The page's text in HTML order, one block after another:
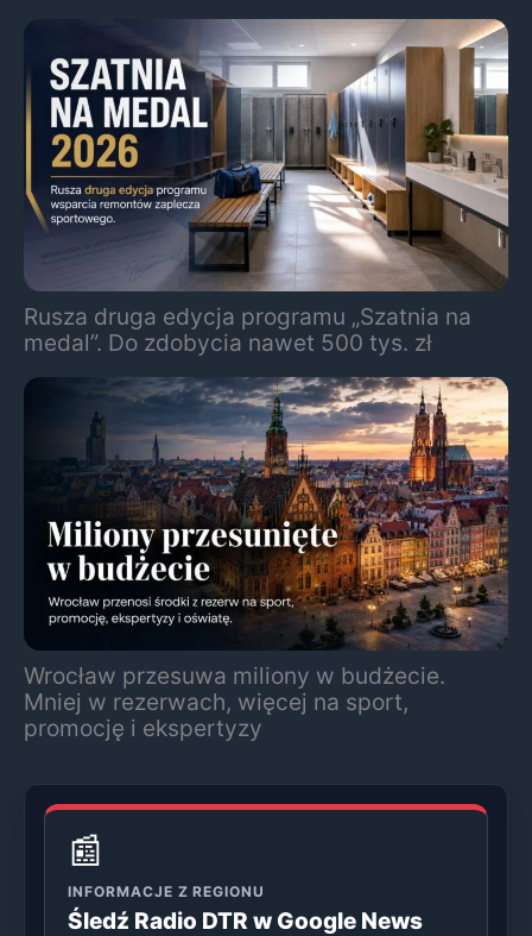
Rusza druga edycja programu „Szatnia na
medal”. Do zdobycia nawet 500 tys. zł
Wrocław przesuwa miliony w budżecie.
Mniej w rezerwach, więcej na sport,
promocję i ekspertyzy
📰
INFORMACJE Z REGIONU
Śledź Radio DTR w Google News